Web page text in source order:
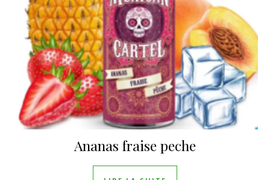
Ananas fraise peche